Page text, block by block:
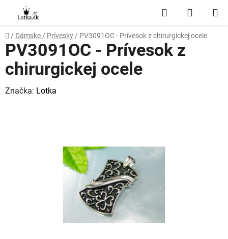
obsah
Hľadať
KOŠÍK
Domov
/ Dámske / Prívesky / PV3091OC - Prívesok z chirurgickej ocele
PV3091OC - Prívesok z
chirurgickej ocele
Značka: Lotka